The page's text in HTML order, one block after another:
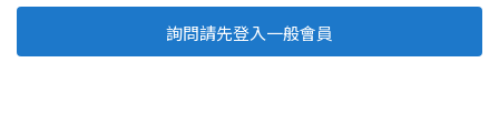
詢問請先登入一般會員